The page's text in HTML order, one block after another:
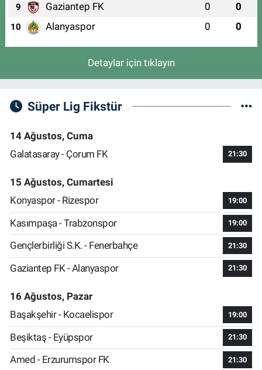
9 Gaziantep FK 0 0
10 Alanyaspor 0 0
Detaylar için tıklayın
Süper Lig Fikstür
14 Ağustos, Cuma
Galatasaray - Çorum FK
21:30
15 Ağustos, Cumartesi
Konyaspor - Rizespor
19:00
Kasımpaşa - Trabzonspor 19:00
Gençlerbirliği S.K. - Fenerbahçe 21:30
Gaziantep FK - Alanyaspor 21:30
16 Ağustos, Pazar
Başakşehir - Kocaelispor
19:00
Beşiktaş - Eyüpspor 21:30
Amed - Erzurumspor FK 21:30